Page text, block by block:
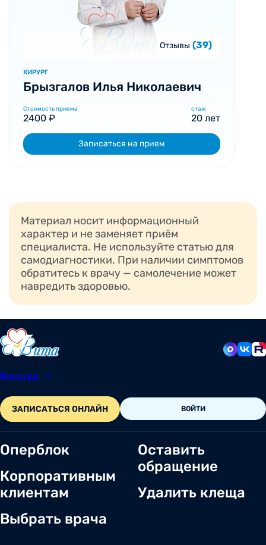
Отзывы (39)
ХИРУРГ
Брызгалов Илья Николаевич
Стоимость приема
2400 ₽
стаж
20 лет
Записаться на прием
Материал носит информационный
характер и не заменяет приём
специалиста. Не используйте статью для
самодиагностики. При наличии симптомов
обратитесь к врачу — самолечение может
навредить здоровью.
Вологда
ЗАПИСАТЬСЯ ОНЛАЙН ВОЙТИ
Оперблок
Корпоративным
клиентам
Выбрать врача
Оставить
обращение
Удалить клеща